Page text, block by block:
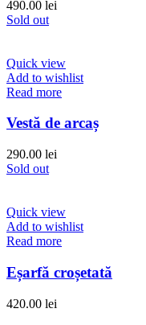
490.00 lei
Sold out
Quick view
Add to wishlist
Read more
Vestă de arcaș
290.00 lei
Sold out
Quick view
Add to wishlist
Read more
Eșarfă croșetată
420.00 lei